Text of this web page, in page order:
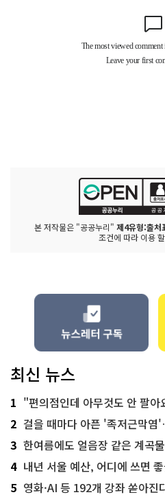
본 저작물은 "공공누리" 제4유형:출처
조건에 따라 이용
최신 뉴스
1 "편의점인데 아무것도 안 팔아요" 서
2 걸을 때마다 아픈 '족저근막염'…무
3 한여름에도 얼음장 같은 계곡물!
4 내년 서울 예산, 어디에 쓰면
5 영화·AI 등 192개 강좌 쏟아